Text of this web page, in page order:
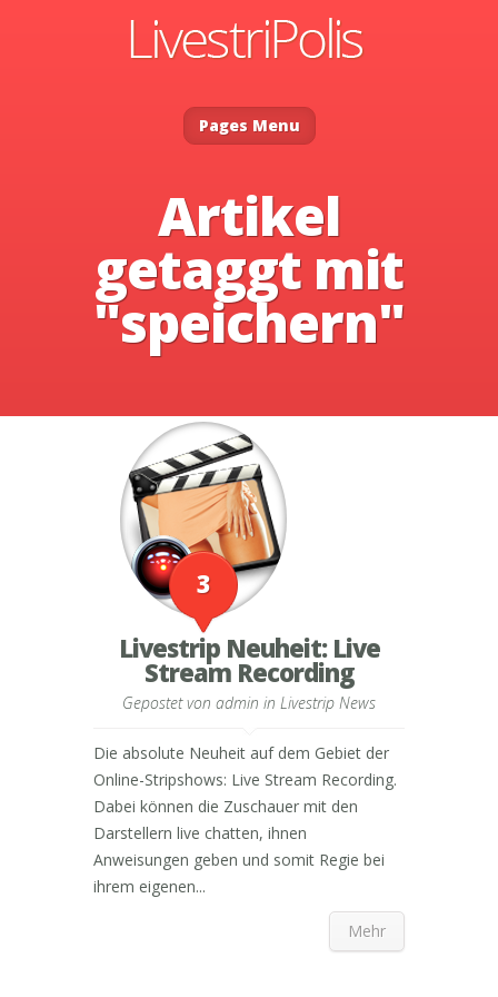
Pages Menu
Artikel
getaggt mit
"speichern"
3
Livestrip Neuheit: Live
Stream Recording
Gepostet von admin in Livestrip News
Die absolute Neuheit auf dem Gebiet der
Online-Stripshows: Live Stream Recording.
Dabei können die Zuschauer mit den
Darstellern live chatten, ihnen
Anweisungen geben und somit Regie bei
ihrem eigenen...
Mehr